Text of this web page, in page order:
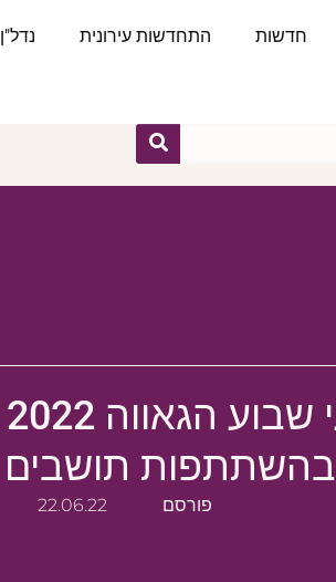
חדשות התחדשות עירונית נדל"ן
בהשתתפות תושבים
פורסם 22.06.22